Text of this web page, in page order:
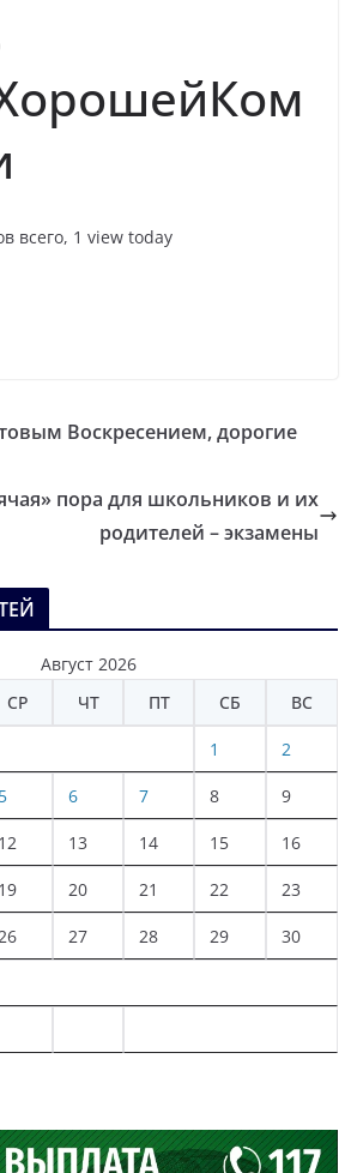
всего, 1 view today
Воскресением, дорогие
пора для школьников и их
родителей – экзамены
Август 2026
СР ЧТ ПТ СБ ВС
1 2
5 6 7 8 9
12 13 14 15 16
19 20 21 22 23
27 28 29 30